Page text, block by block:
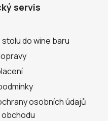
servis
do wine baru
osobních údajů